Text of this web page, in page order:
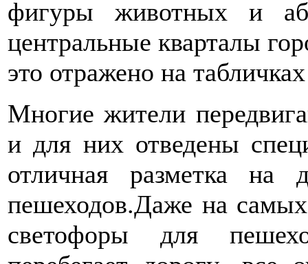
фигуры животных и
центральные кварталы
это отражено на
Многие жители
и для них отведены
отличная разметка
пешеходов.Даже на самых
светофоры для